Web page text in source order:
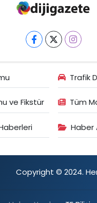
Trafik
ve Fikstür Tüm
Haber
Copyright © 2024. Her